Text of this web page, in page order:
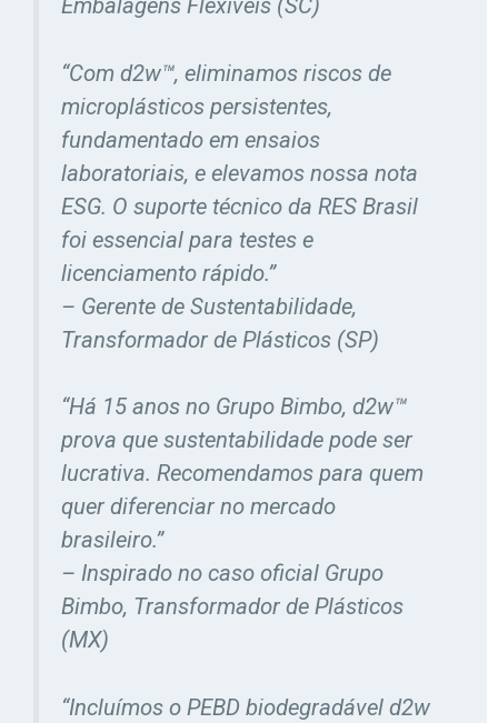
Embalagens Flexíveis (SC)
“Com d2w™, eliminamos riscos de
microplásticos persistentes,
fundamentado em ensaios
laboratoriais, e elevamos nossa nota
ESG. O suporte técnico da RES Brasil
foi essencial para testes e
licenciamento rápido.”
– Gerente de Sustentabilidade,
Transformador de Plásticos (SP)
“Há 15 anos no Grupo Bimbo, d2w™
prova que sustentabilidade pode ser
lucrativa. Recomendamos para quem
quer diferenciar no mercado
brasileiro.”
– Inspirado no caso oficial Grupo
Bimbo, Transformador de Plásticos
(MX)
“Incluímos o PEBD biodegradável d2w